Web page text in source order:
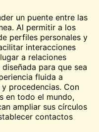
un puente entre las
Al permitir a los
perfiles personales y
interacciones
a relaciones
para que sea
fluida a
procedencias. Con
en todo el mundo,
ampliar sus círculos
contactos